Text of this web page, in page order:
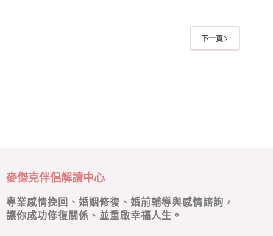
下一頁
麥傑克伴侶解讀中心
專業感情挽回、婚姻修復、婚前輔導與感情諮詢，
讓你成功修復關係、並重啟幸福人生。